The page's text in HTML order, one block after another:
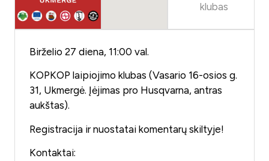
klubas
Birželio 27 diena, 11:00 val.
KOPKOP laipiojimo klubas (Vasario 16-osios g.
31, Ukmergė. Įėjimas pro Husqvarna, antras
aukštas).
Registracija ir nuostatai komentarų skiltyje!
Kontaktai: